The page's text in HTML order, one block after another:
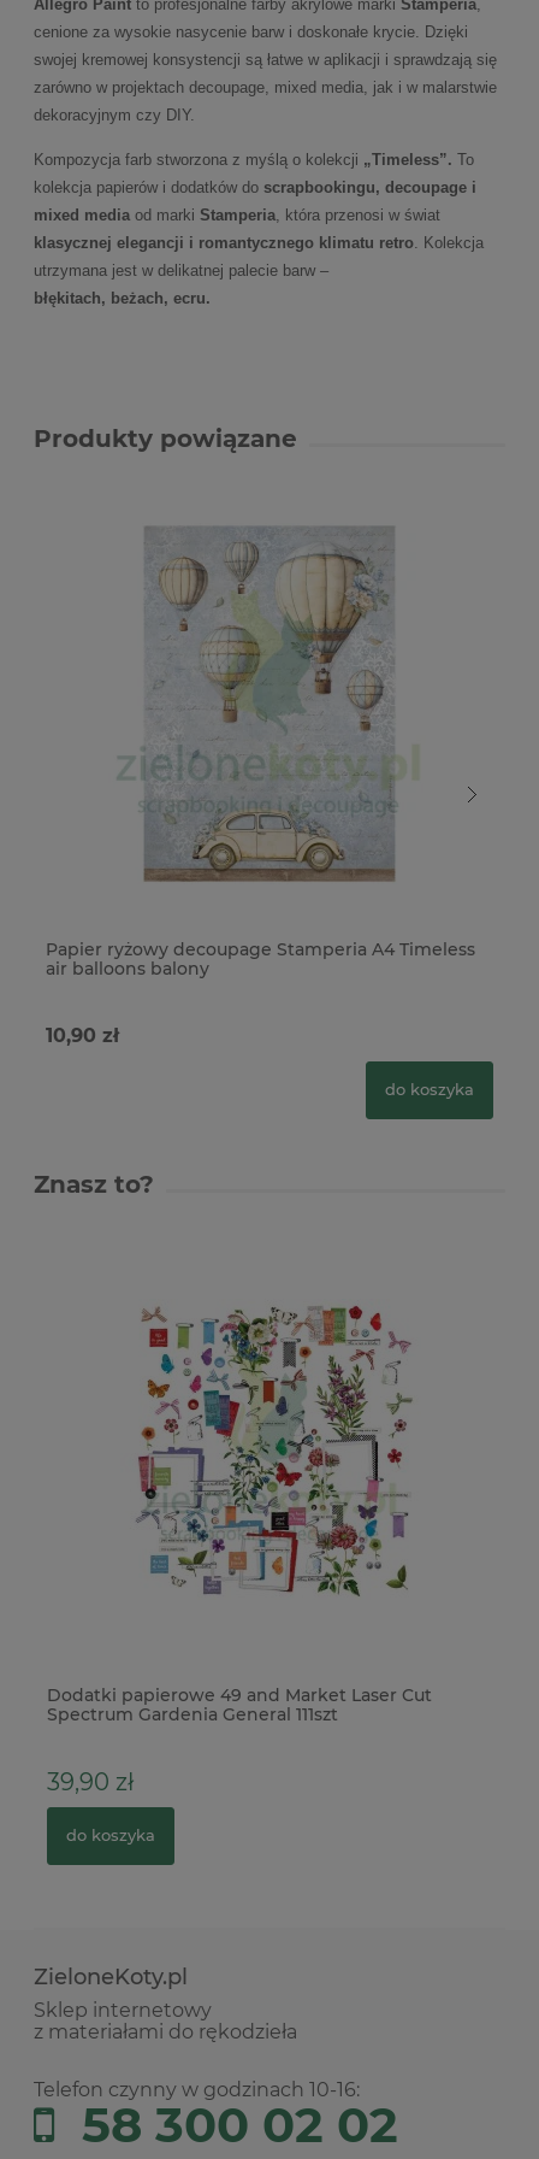
Allegro Paint to profesjonalne farby akrylowe marki Stamperia,
cenione za wysokie nasycenie barw i doskonałe krycie. Dzięki
swojej kremowej konsystencji są łatwe w aplikacji i sprawdzają się
zarówno w projektach decoupage, mixed media, jak i w malarstwie
dekoracyjnym czy DIY.
Kompozycja farb stworzona z myślą o kolekcji „Timeless”. To
kolekcja papierów i dodatków do scrapbookingu, decoupage i
mixed media od marki Stamperia, która przenosi w świat
klasycznej elegancji i romantycznego klimatu retro. Kolekcja
utrzymana jest w delikatnej palecie barw –
błękitach, beżach, ecru.
Produkty powiązane
Papier ryżowy decoupage Stamperia A4 Timeless
air balloons balony
10,90 zł
do koszyka
Znasz to?
Dodatki papierowe 49 and Market Laser Cut
Spectrum Gardenia General 111szt
39,90 zł
do koszyka
ZieloneKoty.pl
Sklep internetowy
z materiałami do rękodzieła
Telefon czynny w godzinach 10-16:
58 300 02 02